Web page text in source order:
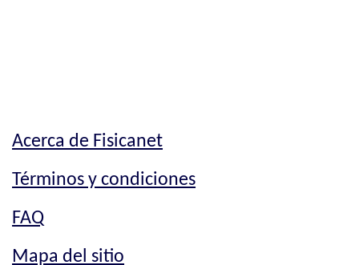
Acerca de Fisicanet
Términos y condiciones
FAQ
Mapa del sitio